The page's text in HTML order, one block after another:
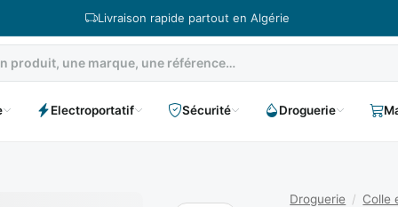
Livraison rapide partout en Algérie
Electroportatif Sécurité Droguerie
Droguerie / Colle